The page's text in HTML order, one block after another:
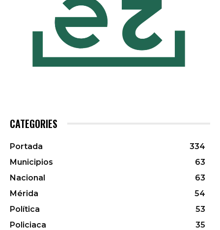
CATEGORIES
Portada
334
Municipios
63
Nacional
63
Mérida
54
Política
53
Policiaca
35